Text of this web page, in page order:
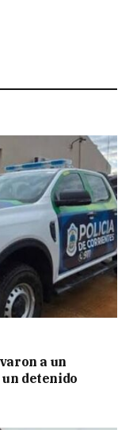
a un
detenido